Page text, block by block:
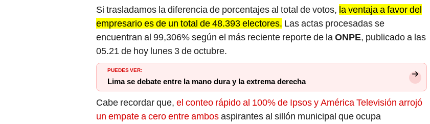
Si trasladamos la diferencia de porcentajes al total de votos, la ventaja a favor del
empresario es de un total de 48.393 electores. Las actas procesadas se
encuentran al 99,306% según el más reciente reporte de laONPE, publicado a las
05.21 de hoy lunes 3 de octubre.
PUEDES VER:
Lima se debate entre la mano dura y la extrema derecha
Cabe recordar que, el conteo rápido al 100% de Ipsos y América Televisión arrojó
un empate a cero entre ambosaspirantes al sillón municipal que ocupa